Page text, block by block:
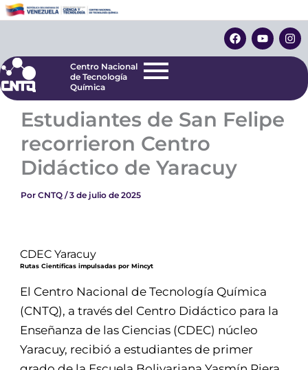
al
F
a
c
o
k
Y
o
u
e
I
n
s
r
Centro Nacional
de Tecnología
Centro Nacional
de Tecnología
Química
Estudiantes de San Felipe
recorrieron Centro
Didáctico de Yaracuy
Por CNTQ /3 de julio de 2025
CDEC Yaracuy
Rutas Científicas impulsadas por Mincyt
El Centro Nacional de Tecnología Química
(CNTQ), a través del Centro Didáctico para la
Enseñanza de las Ciencias (CDEC) núcleo
Yaracuy, recibió a estudiantes de primer